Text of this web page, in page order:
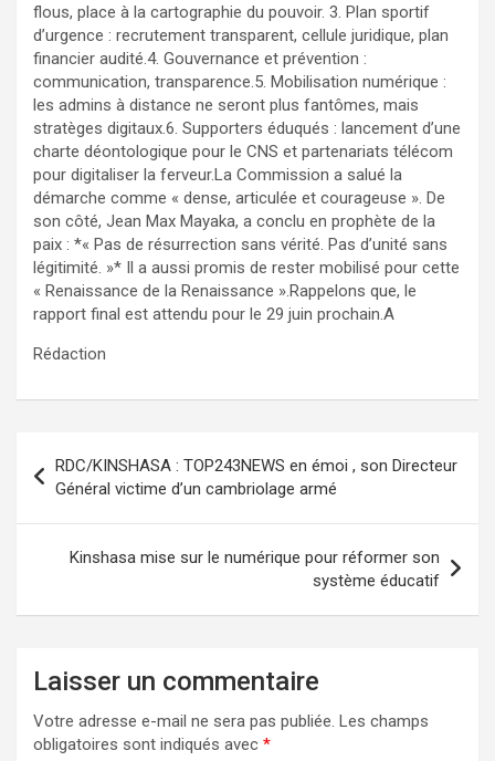
flous, place à la cartographie du pouvoir. 3. Plan sportif
d’urgence : recrutement transparent, cellule juridique, plan
financier audité.4. Gouvernance et prévention :
communication, transparence.5. Mobilisation numérique :
les admins à distance ne seront plus fantômes, mais
stratèges digitaux.6. Supporters éduqués : lancement d’une
charte déontologique pour le CNS et partenariats télécom
pour digitaliser la ferveur.La Commission a salué la
démarche comme « dense, articulée et courageuse ». De
son côté, Jean Max Mayaka, a conclu en prophète de la
paix : *« Pas de résurrection sans vérité. Pas d’unité sans
légitimité. »* Il a aussi promis de rester mobilisé pour cette
« Renaissance de la Renaissance ».Rappelons que, le
rapport final est attendu pour le 29 juin prochain.A
Rédaction
de
l’article
RDC/KINSHASA : TOP243NEWS en émoi , son Directeur
Général victime d’un cambriolage armé
Kinshasa mise sur le numérique pour réformer son
système éducatif
Laisser un commentaire
Votre adresse e-mail ne sera pas publiée. Les champs
obligatoires sont indiqués avec *